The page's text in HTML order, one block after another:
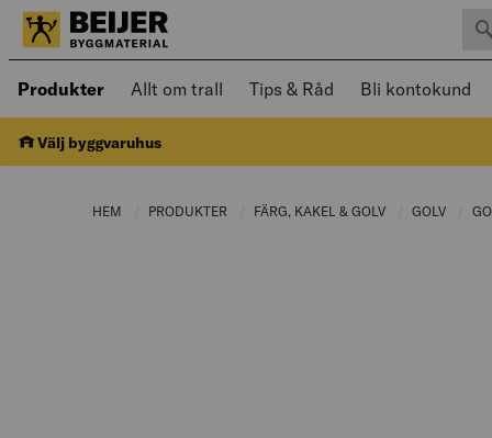
Produkter Öppnad meny kan navigeras med
Allt om trall Tips & Råd Bli kontokund
Välj byggvaruhus
HEM PRODUKTER CURRENT PAGE:
FÄRG, KAKEL & GOLV CURRENT PAGE:
GOLV